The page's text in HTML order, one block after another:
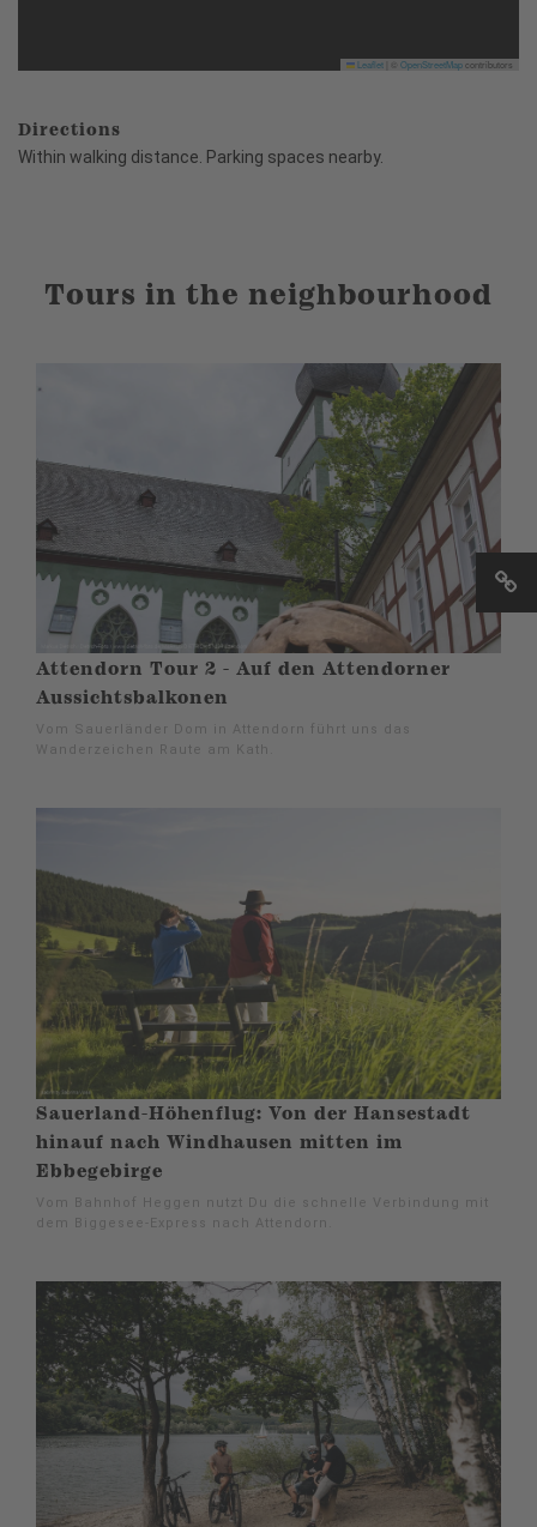
Leaflet OpenStreetMapcontributors
Directions
Within walking distance. Parking spaces nearby.
Tours in the neighbourhood
Attendorn Tour 2 - Auf den Attendorner
Aussichtsbalkonen
Vom Sauerländer Dom in Attendorn führt uns das
Wanderzeichen Raute am Kath.
Sauerland-Höhenflug: Von der Hansestadt
hinauf nach Windhausen mitten im
Ebbegebirge
Vom Bahnhof Heggen nutzt Du die schnelle Verbindung mit
dem Biggesee-Express nach Attendorn.